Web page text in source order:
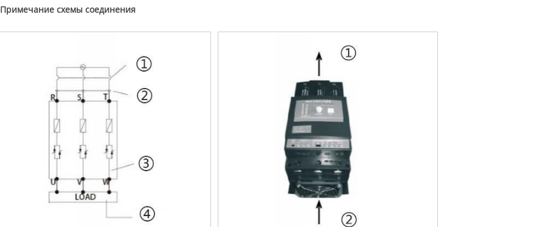
схемы соединения